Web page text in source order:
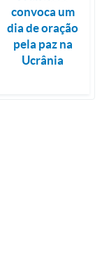
convoca um
dia de oração
pela paz na
Ucrânia